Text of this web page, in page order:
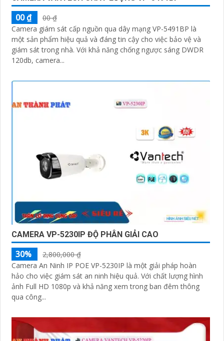
00 ₫
00 ₫
Camera giám sát cấp nguồn qua dây mạng VP-5491BP là
một sản phẩm hiệu quả và đáng tin cậy cho việc bảo vệ và
giám sát trong nhà. Với khả năng chống ngược sáng DWDR
120db, camera...
CAMERA VP-5230IP ĐỘ PHÂN GIẢI CAO
30%
2,800,000 ₫
Camera An Ninh IP POE VP-5230IP là một giải pháp hoàn
hảo cho việc giám sát an ninh hiệu quả. Với chất lượng hình
ảnh Full HD 1080p và khả năng xem trong ban đêm thông
qua công...